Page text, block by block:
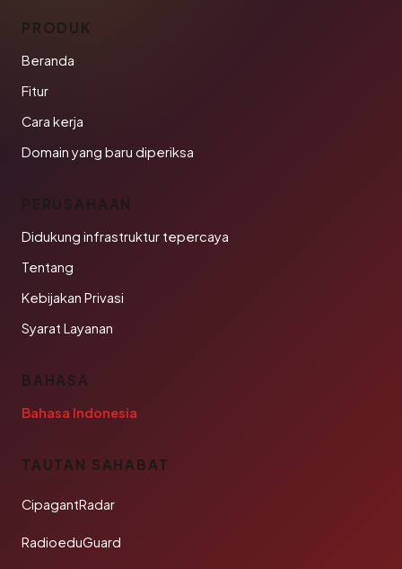
PRODUK
Beranda
Fitur
Cara kerja
Domain yang baru diperiksa
PERUSAHAAN
Didukung infrastruktur tepercaya
Tentang
Kebijakan Privasi
Syarat Layanan
BAHASA
Bahasa Indonesia
TAUTAN SAHABAT
CipagantRadar
RadioeduGuard